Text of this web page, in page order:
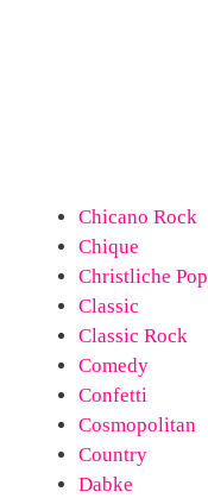
Chicano Rock
Chique
Christliche
Classic
Classic Rock
Comedy
Confetti
Cosmopolitan
Country
Dabke